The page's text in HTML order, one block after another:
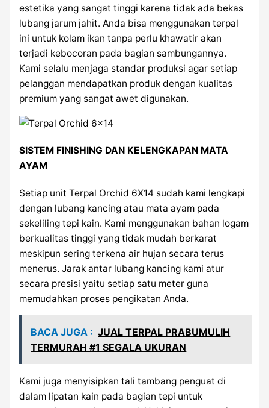
estetika yang sangat tinggi karena tidak ada bekas
lubang jarum jahit. Anda bisa menggunakan terpal
ini untuk kolam ikan tanpa perlu khawatir akan
terjadi kebocoran pada bagian sambungannya.
Kami selalu menjaga standar produksi agar setiap
pelanggan mendapatkan produk dengan kualitas
premium yang sangat awet digunakan.
SISTEM FINISHING DAN KELENGKAPAN MATA
AYAM
Setiap unit Terpal Orchid 6X14 sudah kami lengkapi
dengan lubang kancing atau mata ayam pada
sekeliling tepi kain. Kami menggunakan bahan logam
berkualitas tinggi yang tidak mudah berkarat
meskipun sering terkena air hujan secara terus
menerus. Jarak antar lubang kancing kami atur
secara presisi yaitu setiap satu meter guna
memudahkan proses pengikatan Anda.
BACA JUGA : JUAL TERPAL PRABUMULIH
TERMURAH #1 SEGALA UKURAN
Kami juga menyisipkan tali tambang penguat di
dalam lipatan kain pada bagian tepi untuk